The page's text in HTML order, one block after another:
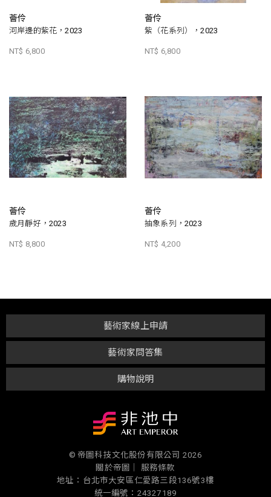
薈伶
河岸邊的紫花，2023
NT$ 6,800
薈伶
紫（花系列），2023
NT$ 6,800
薈伶
歲月靜好，2023
NT$ 8,800
薈伶
抽象系列，2023
NT$ 4,200
購物說明
藝術家問答集
藝術家線上申請
© 帝圖科技文化股份有限公司 2026
關於帝圖｜
服務條款
地址：台北市大安區仁愛路三段136號3樓
統一編號：24327189